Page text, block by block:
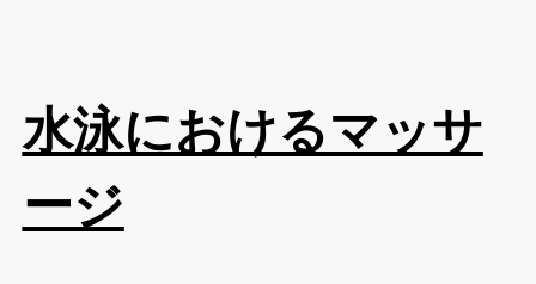
水泳におけるマッサ
ージ